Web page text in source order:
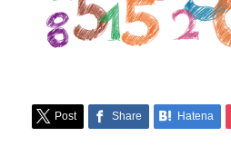
Post Share Hatena